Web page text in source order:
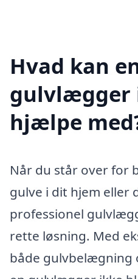
Hvad kan
hjælpe
Når du står over for
gulve i dit hjem eller
professionel
rette løsning. Med
både gulvbelægning